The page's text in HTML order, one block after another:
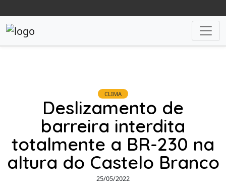
CLIMA
Deslizamento de
barreira interdita
totalmente a BR-230 na
altura do Castelo Branco
25/05/2022